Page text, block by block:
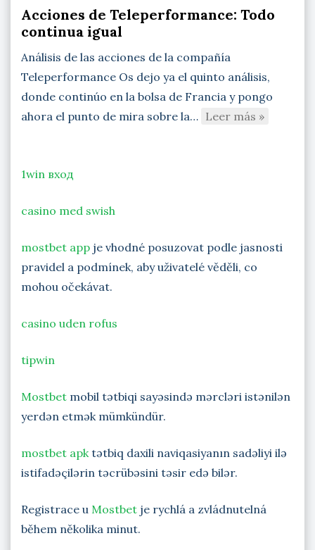
Acciones de Teleperformance: Todo
continua igual
Análisis de las acciones de la compañía
Teleperformance Os dejo ya el quinto análisis,
donde continúo en la bolsa de Francia y pongo
ahora el punto de mira sobre la… Leer más »
1win вход
casino med swish
mostbet app je vhodné posuzovat podle jasnosti
pravidel a podmínek, aby uživatelé věděli, co
mohou očekávat.
casino uden rofus
tipwin
Mostbet mobil tətbiqi sayəsində mərcləri istənilən
yerdən etmək mümkündür.
mostbet apktətbiq daxili naviqasiyanın sadəliyi ilə
istifadəçilərin təcrübəsini təsir edə bilər.
Registrace u Mostbet je rychlá a zvládnutelná
během několika minut.